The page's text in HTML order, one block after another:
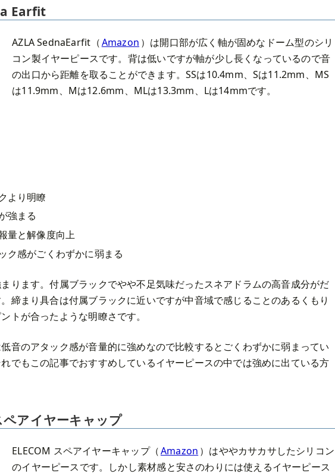
Earfit
AZLA SednaEarfit（Amazon ）は開口部が広く軸が固めなドーム型のシリ
コン製イヤーピースです。背は低いですが軸が少し長くなっているので音
の出口から距離を取ることができます。SSは10.4mm、Sは11.2mm、MS
は11.9mm、Mは12.6mm、MLは13.3mm、Lは14mmです。
より明瞭
強まる
量と解像度向上
ク感がごくわずかに弱まる
ります。付属ブラックでやや不足気味だったスネアドラムの高音成分がだ
締まり具合は付属ブラックに近いですが中音域で感じることのあるくもり
トが合ったような明瞭さです。
音のアタック感が音量的に強めなので比較するとごくわずかに弱まってい
でもこの記事でおすすめしているイヤーピースの中では強めに出ている方
ペアイヤーキャップ
ELECOM スペアイヤーキャップ（Amazon ）はややカサカサしたシリコン
のイヤーピースです。しかし素材感と安さのわりには使えるイヤーピース